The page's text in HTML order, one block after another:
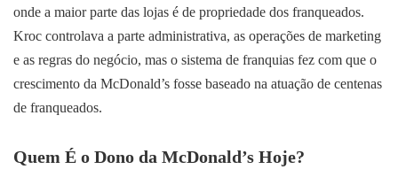
onde a maior parte das lojas é de propriedade dos franqueados.
Kroc controlava a parte administrativa, as operações de marketing
e as regras do negócio, mas o sistema de franquias fez com que o
crescimento da McDonald’s fosse baseado na atuação de centenas
de franqueados.
Quem É o Dono da McDonald’s Hoje?